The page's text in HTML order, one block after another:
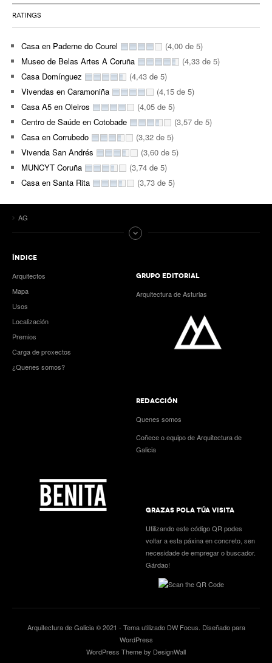
RATINGS
Casa en Paderne do Courel
(4,00 de 5)
Museo de Belas Artes A Coruña
(4,33 de 5)
Casa Domínguez
(4,43 de 5)
Vivendas en Caramoniña
(4,15 de 5)
Casa A5 en Oleiros
(4,05 de 5)
Centro de Saúde en Cotobade
(3,57 de 5)
Casa en Corrubedo
(3,32 de 5)
Vivenda San Andrés
(3,60 de 5)
MUNCYT Coruña
(3,74 de 5)
Casa en Santa Rita
(3,73 de 5)
AG
ÍNDICE
Arquitectos
Mapa
Usos
Localización
Premios
Carga de proxectos
¿Quenes somos?
GRUPO EDITORIAL
Arquitectura de Asturias
REDACCIÓN
Quenes somos
Coñece o equipo de Arquitectura de
Galicia
GRAZAS POLA TÚA VISITA
Utilizando este código QR podes
voltar a esta páxina en concreto, sen
necesidade de empregar o buscador.
Gárdao!
Arquitectura de Galicia © 2021 - Tema utilizado DW Focus . Diseñado para
WordPress
WordPress Theme by DesignWall